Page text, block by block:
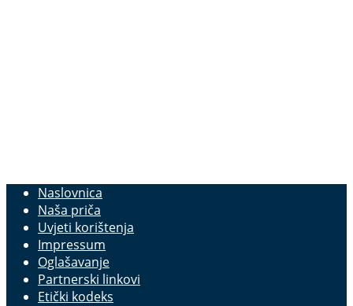
Naslovnica
Naša priča
Uvjeti korištenja
Impressum
Oglašavanje
Partnerski linkovi
Etički kodeks